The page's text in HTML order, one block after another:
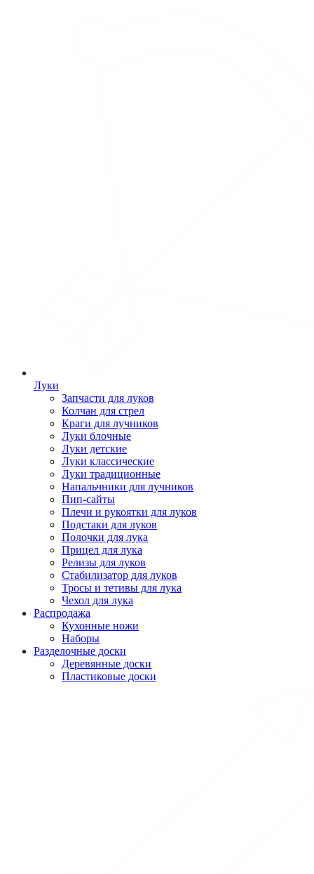
Луки
Запчасти для луков
Колчан для стрел
Краги для лучников
Луки блочные
Луки детские
Луки классические
Луки традиционные
Напальчники для лучников
Пип-сайты
Плечи и рукоятки для луков
Подстаки для луков
Полочки для лука
Прицел для лука
Релизы для луков
Стабилизатор для луков
Тросы и тетивы для лука
Чехол для лука
Распродажа
Кухонные ножи
Наборы
Разделочные доски
Деревянные доски
Пластиковые доски